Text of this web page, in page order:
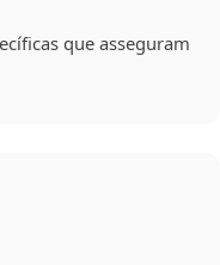
que asseguram